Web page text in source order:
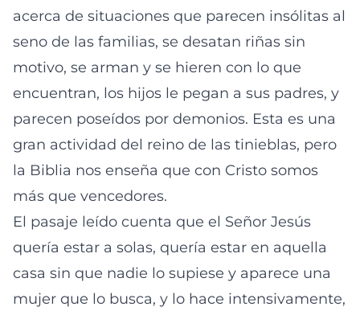
acerca de situaciones que parecen insólitas al
seno de las familias, se desatan riñas sin
motivo, se arman y se hieren con lo que
encuentran, los hijos le pegan a sus padres, y
parecen poseídos por demonios. Esta es una
gran actividad del reino de las tinieblas, pero
la Biblia nos enseña que con Cristo somos
más que vencedores.
El pasaje leído cuenta que el Señor Jesús
quería estar a solas, quería estar en aquella
casa sin que nadie lo supiese y aparece una
mujer que lo busca, y lo hace intensivamente,